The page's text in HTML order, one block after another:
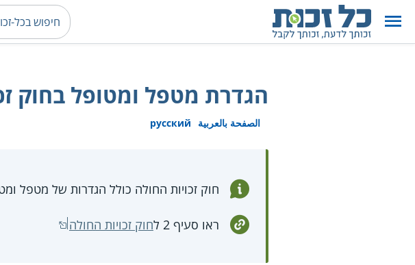
הגדרת מטפל ומטופל בחוק
الصفحة بالعربية
русский
חוק זכויות החולה כולל הגדרות של מטפל
ראו סעיף 2 ל חוק זכויות החולה